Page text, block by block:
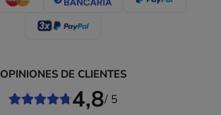
OPINIONES DE CLIENTES
4,8/ 5